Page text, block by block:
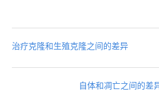
治疗克隆和生殖克隆之间的差异
自体和凋亡之间的差